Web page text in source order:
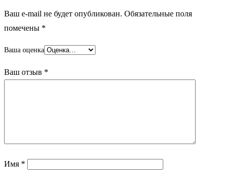
Ваш e-mail не будет опубликован. Обязательные поля
помечены *
Ваша оценка
Ваш отзыв *
Имя *